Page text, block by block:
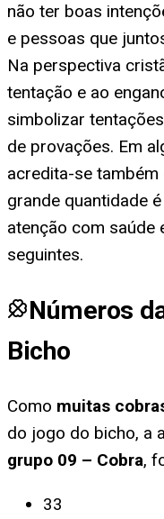
não ter boas
e pessoas que
Na perspectiva
tentação e ao
simbolizar
de provações. Em
acredita-se
grande quantidade
atenção com saúde
seguintes.
Números
Bicho
Como muitas
do jogo do bicho, a
grupo 09 – Cobra,
33